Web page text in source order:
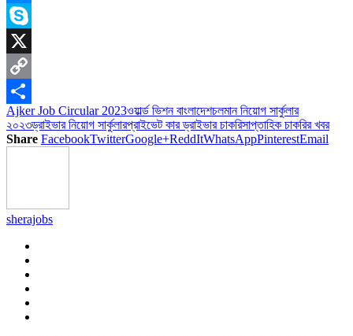
Messenger
Skype
X
Copy
Link
Share
Ajker Job Circular 2023ওয়ার্ল্ড ভিশন বাংলাদেশচলমান নিয়োগ সার্কুলার
২০২৩ড্রাইভার নিয়োগ সার্কুলারপ্রাইভেট কার ড্রাইভার চাকরিসাপ্তাহিক চাকরির খবর
Share FacebookTwitterGoogle+ReddItWhatsAppPinterestEmail
sherajobs